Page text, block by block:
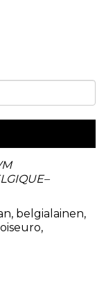
–
, belgialainen,
,